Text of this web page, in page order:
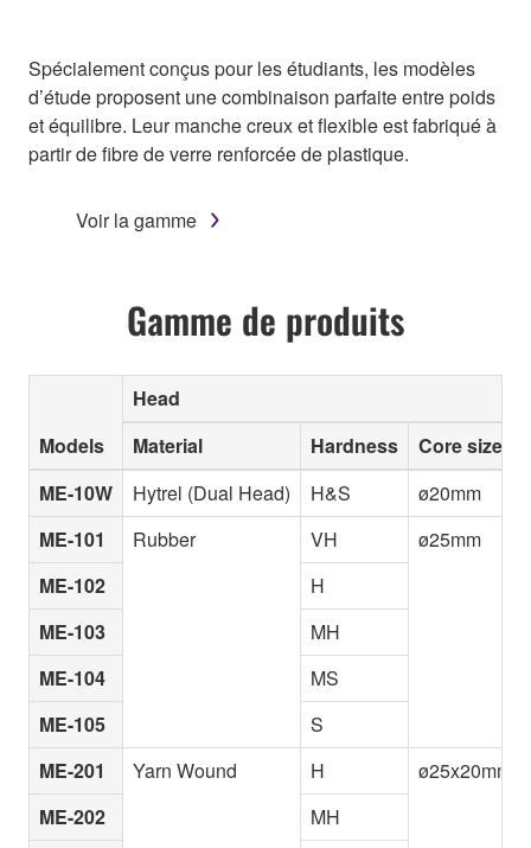
Spécialement conçus pour les étudiants, les modèles
d’étude proposent une combinaison parfaite entre poids
et équilibre. Leur manche creux et flexible est fabriqué à
partir de fibre de verre renforcée de plastique.
Voir la gamme
Gamme de produits
Models
Head
Material
Hardness
Core size
ME-10W
Hytrel (Dual Head) H&S
ø20mm
ME-101
Rubber VH
ø25mm
ME-102
H
ME-103
MH
ME-104
MS
ME-105
S
ME-201
Yarn Wound H
ø25x20mm
ME-202
MH